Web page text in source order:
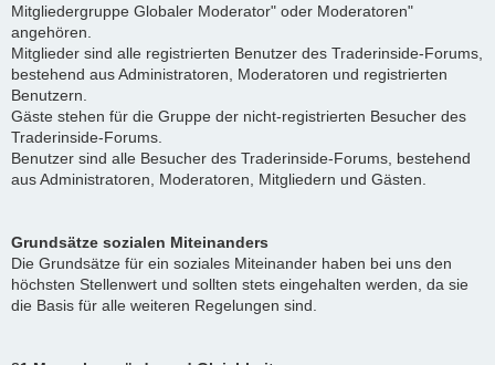
Mitgliedergruppe Globaler Moderator" oder Moderatoren"
angehören.
Mitglieder sind alle registrierten Benutzer des Traderinside-Forums,
bestehend aus Administratoren, Moderatoren und registrierten
Benutzern.
Gäste stehen für die Gruppe der nicht-registrierten Besucher des
Traderinside-Forums.
Benutzer sind alle Besucher des Traderinside-Forums, bestehend
aus Administratoren, Moderatoren, Mitgliedern und Gästen.
Grundsätze sozialen Miteinanders
Die Grundsätze für ein soziales Miteinander haben bei uns den
höchsten Stellenwert und sollten stets eingehalten werden, da sie
die Basis für alle weiteren Regelungen sind.